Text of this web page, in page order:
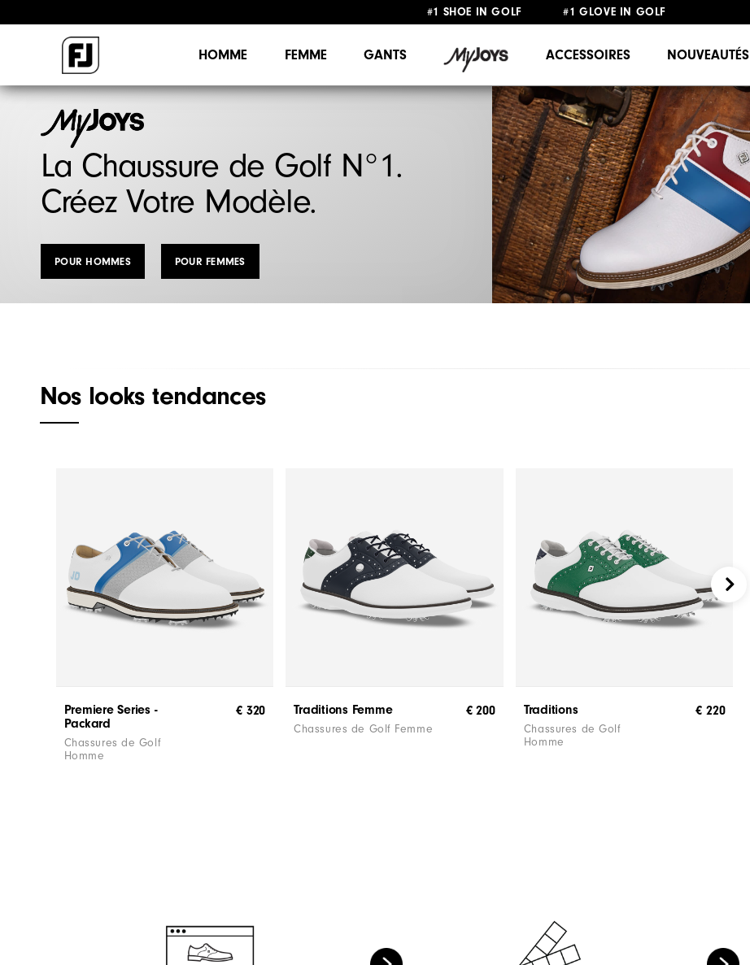
#1 SHOE IN GOLF #1 GLOVE IN GOLF
HOMME FEMME GANTS ACCESSOIRES NOUVEAUTÉS
La Chaussure de Golf N°1.
Créez Votre Modèle.
POUR HOMMES POUR FEMMES
Nos looks tendances
Premiere Series -
Packard
Chassures de Golf
Homme
€ 320 Traditions Femme
Chassures de Golf Femme
€ 200 Traditions
Chassures de Golf
Homme
€ 220